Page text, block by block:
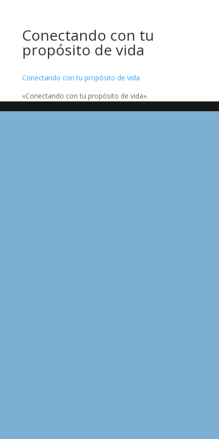
Conectando con tu
propósito de vida
Conectando con tu propósito de vida
«Conectando con tu propósito de vida».